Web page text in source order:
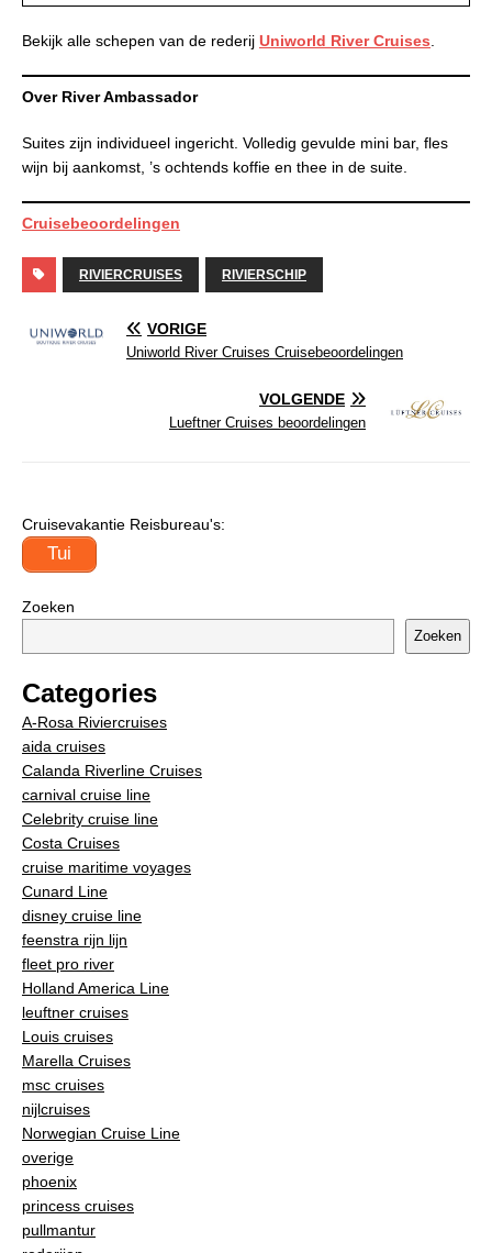
Bekijk alle schepen van de rederij Uniworld River Cruises
Over River Ambassador
Suites zijn individueel ingericht. Volledig gevulde mini bar, fles
wijn bij aankomst, ’s ochtends koffie en thee in de suite.
Cruisebeoordelingen
RIVIERCRUISES RIVIERSCHIP
VORIGE
Uniworld River Cruises Cruisebeoordelingen
VOLGENDE
Lueftner Cruises beoordelingen
Cruisevakantie Reisbureau's:
Tui
Zoeken
Zoeken
Categories
A-Rosa Riviercruises
aida cruises
Calanda Riverline Cruises
carnival cruise line
Celebrity cruise line
Costa Cruises
cruise maritime voyages
Cunard Line
disney cruise line
feenstra rijn lijn
fleet pro river
Holland America Line
leuftner cruises
Louis cruises
Marella Cruises
msc cruises
nijlcruises
Norwegian Cruise Line
overige
phoenix
princess cruises
pullmantur